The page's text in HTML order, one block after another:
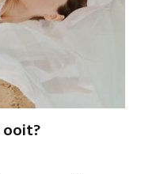
ooit?